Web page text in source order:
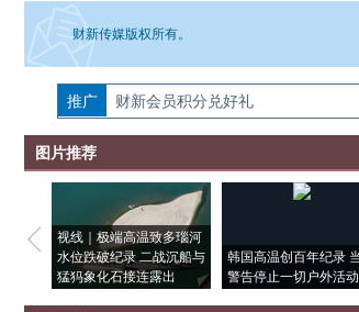
财新传媒版权所有。
如需刊登转载请点击右侧按钮，提交相关信息。
推广 财新会员积分兑好礼
图片推荐
视线｜极端高温致多瑙河
水位跌破纪录 二战沉船与
猛犸象化石接连露出
韩国高温创百年纪录
警告停止一切户外活动